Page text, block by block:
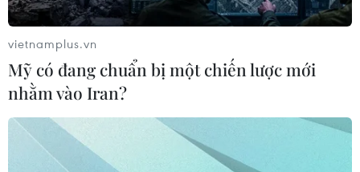
vietnamplus.vn
Mỹ có đang chuẩn bị một chiến lược mới
nhằm vào Iran?